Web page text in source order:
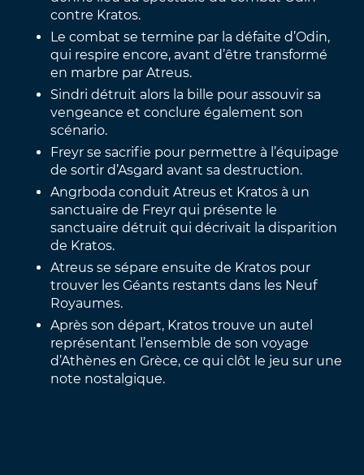
contre Kratos.
Le combat se termine par la défaite d’Odin,
qui respire encore, avant d’être transformé
en marbre par Atreus.
Sindri détruit alors la bille pour assouvir sa
vengeance et conclure également son
scénario.
Freyr se sacrifie pour permettre à l’équipage
de sortir d’Asgard avant sa destruction.
Angrboda conduit Atreus et Kratos à un
sanctuaire de Freyr qui présente le
sanctuaire détruit qui décrivait la disparition
de Kratos.
Atreus se sépare ensuite de Kratos pour
trouver les Géants restants dans les Neuf
Royaumes.
Après son départ, Kratos trouve un autel
représentant l’ensemble de son voyage
d’Athènes en Grèce, ce qui clôt le jeu sur une
note nostalgique.